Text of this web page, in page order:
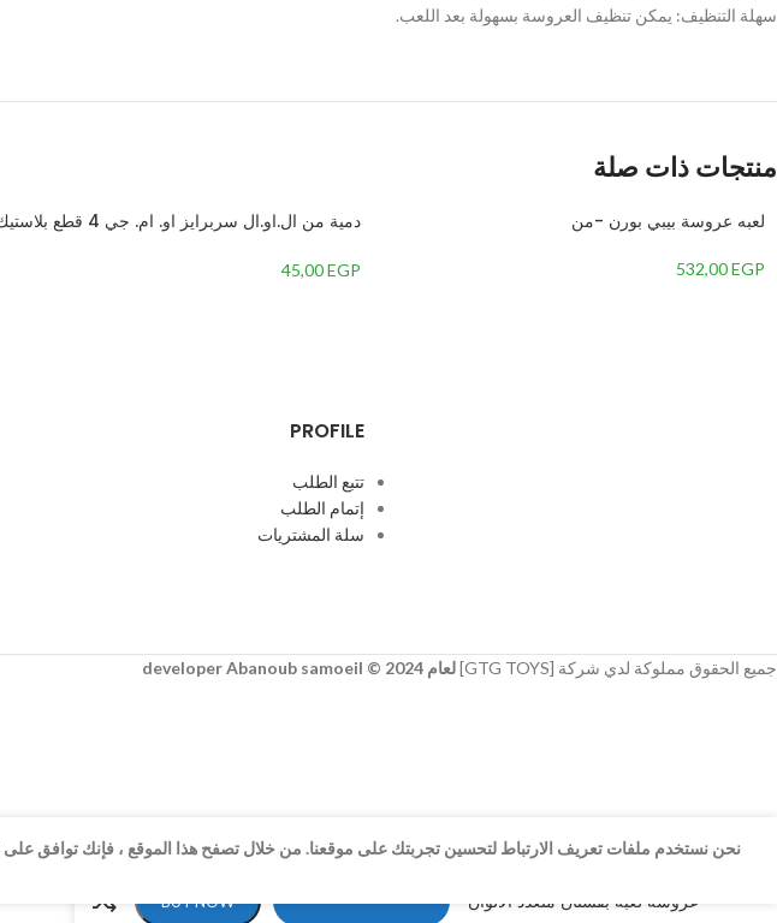
سهلة التنظيف: يمكن تنظيف العروسة بسهولة بعد اللعب.
منتجات ذات صلة
لعبه عروسة بيبي بورن -من
532,00EGP
دمية من ال.او.ال سربرايز او. ام. جي 4 قطع
45,00EGP
PROFILE
تتبع الطلب
إتمام الطلب
سلة المشتريات
جميع الحقوق مملوكة لدي شركة [GTG TOYS] لعام 2024 © developer Abanoub samoeil
نحن نستخدم ملفات تعريف الارتباط لتحسين تجربتك على موقعنا. من خلال تصفح هذا الموقع ، فإنك توافق على
عروسة لعبة بفستان متعدد الالوان BUY NOW